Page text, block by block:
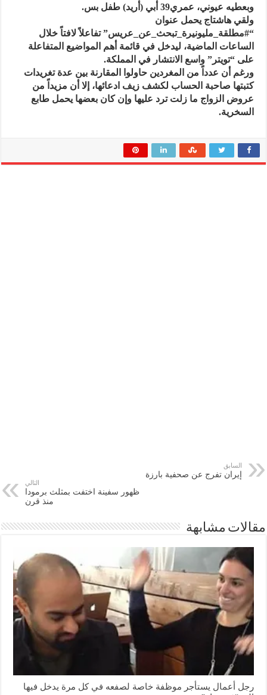
وبعطيه عيوني، عمري39 أبي (أريد) طفل بس.
ولقي هاشتاج يحمل عنوان
“#مطلقة_مليونيرة_تبحث_عن_عريس” تفاعلاً لافتاً خلال
الساعات الماضية، ليدخل في قائمة أهم المواضيع المتفاعلة
على “تويتر” واسع الانتشار في المملكة.
ورغم أن عدداً من المغردين حاولوا المقارنة بين عدة تغريدات
كتبتها صاحبة الحساب لكشف زيف ادعائها، إلا أن مزيداً من
عروض الزواج ما زلت ترد عليها وإن كان بعضها يحمل طابع
السخرية.
السابق
إيران تفرج عن صحفية بارزة
التالي
ظهور سفينة اختفت بمثلث برمودا
منذ قرن
مقالات مشابهة
رجل أعمال يستأجر موظفة خاصة لصفعه في كل مرة يدخل فيها